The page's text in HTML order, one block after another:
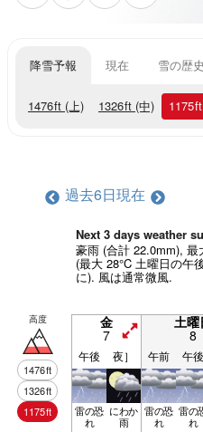
降雪予報 現在 雪の歴史
1476ft (上) 1326ft (中) 1175ft
過去6日現在
Next 3 days weather
豪雨 (合計 22.0mm),
(最大 28°C 土曜日の午
に). 風は通常微風.
高度
1476ft
1326ft
1175ft
金
7
土曜
8
午後 夜］ 午前 午後
雷の恐
れ
にわか
雨
雷の恐
れ
雷の
れ